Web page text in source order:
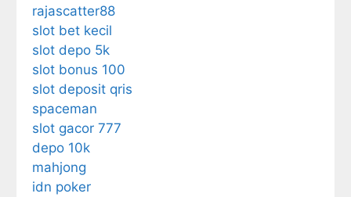
rajascatter88
slot bet kecil
slot depo 5k
slot bonus 100
slot deposit qris
spaceman
slot gacor 777
depo 10k
mahjong
idn poker